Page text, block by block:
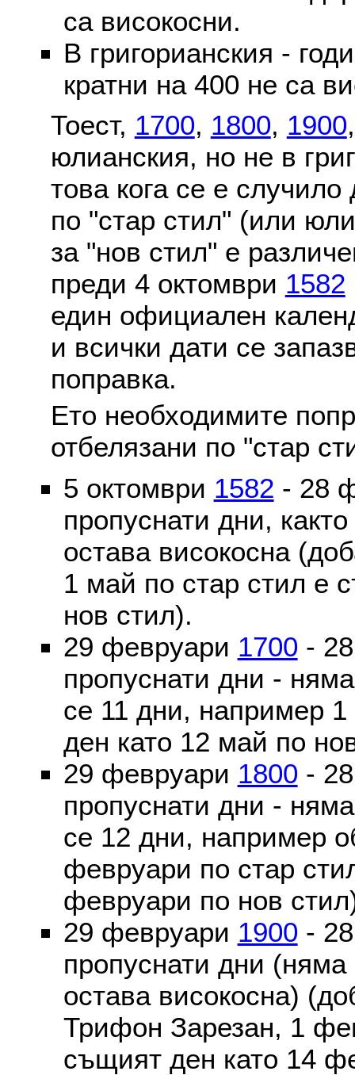
са високосни.
В григорианския -
кратни на 400 не са
Тоест, 1700, 1800, 1900
юлианския, но не в
това кога се е
по "стар стил" (или
за "нов стил" е
преди 4 октомври 1582
един официален
и всички дати се
поправка.
Ето необходимите
отбелязани по "стар
5 октомври 1582 - 28
пропуснати дни,
остава високосна
1 май по стар стил е
нов стил).
29 февруари 1700 -
пропуснати дни -
се 11 дни, например
ден като 12 май по
29 февруари 1800 -
пропуснати дни -
се 12 дни, например
февруари по стар
февруари по нов
29 февруари 1900 -
пропуснати дни
остава високосна)
Трифон Зарезан, 1
същият ден като 14